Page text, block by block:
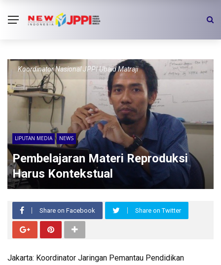
Koordinator Nasional JPPI Ubaid Matraji
LIPUTAN MEDIA NEWS
Pembelajaran Materi Reproduksi
Harus Kontekstual
Share on Facebook Share on Twitter
Jakarta: Koordinator Jaringan Pemantau Pendidikan